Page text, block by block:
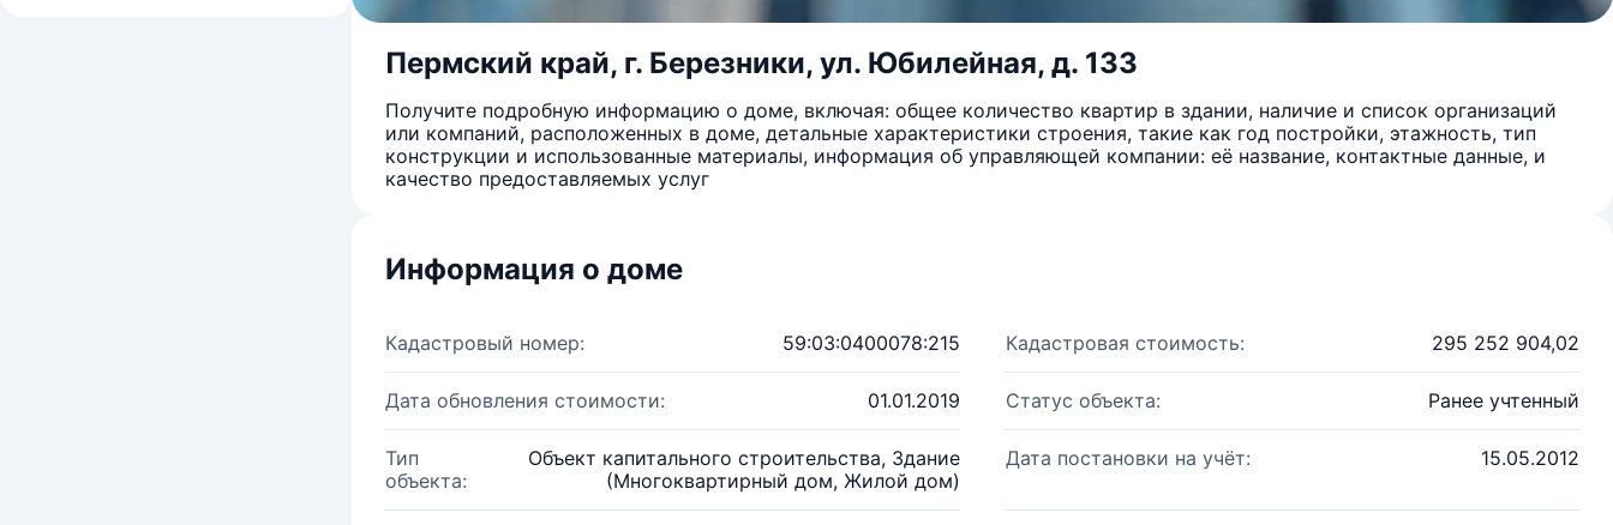
Пермский край, г. Березники, ул. Юбилейная, д. 133
Получите подробную информацию о доме, включая: общее количество квартир в здании, наличие и список организаций
или компаний, расположенных в доме, детальные характеристики строения, такие как год постройки, этажность, тип
конструкции и использованные материалы, информация об управляющей компании: её название, контактные данные, и
качество предоставляемых услуг
Информация о доме
Кадастровый номер: 59:03:0400078:215 Кадастровая стоимость: 295 252 904,02
Дата обновления стоимости: 01.01.2019 Статус объекта: Ранее учтенный
Тип
объекта:
Объект капитального строительства, Здание
(Многоквартирный дом, Жилой дом)
Дата постановки на учёт: 15.05.2012